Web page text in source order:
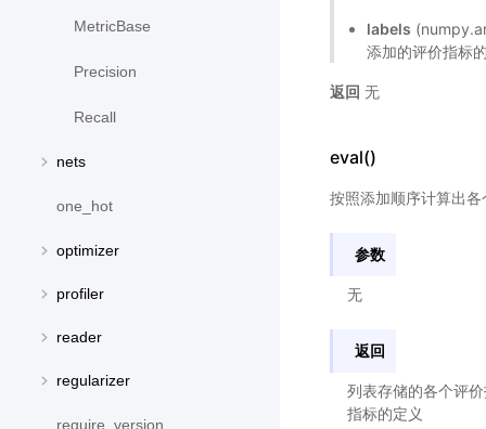
MetricBase
Precision
Recall
nets
one_hot
optimizer
profiler
reader
regularizer
require_version
labels
添加的评价指标
返回 无
eval()
按照添加顺序计算出
参数
无
返回
列表存储的各个评
指标的定义